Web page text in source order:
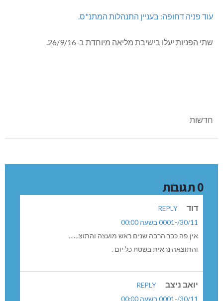
עוד פניה דחופה: בעניין התנהלות המתנ"ס.
שתי הפניות יעלו בישיבת מליאה מיוחדת ב-26/9/16.
חדשות
0 תגובות
דוד
REPLY
30/11/-0001 בשעה 00:00
אין פה כבר הרבה שנים ראש מועצה והתוצ……
והתוצאה נראית בשטח כל יום .
יואב ניצב
REPLY
30/11/-0001 בשעה 00:00